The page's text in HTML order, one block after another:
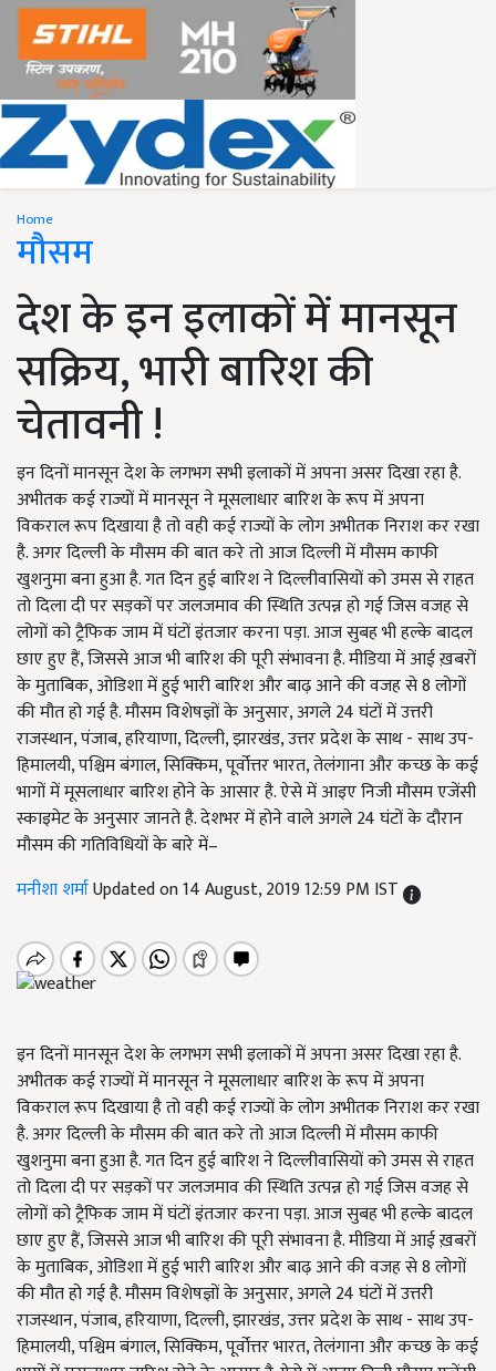
Home
मौसम
देश के इन इलाकों में मानसून
सक्रिय, भारी बारिश की
चेतावनी !
इन दिनों मानसून देश के लगभग सभी इलाकों में अपना असर दिखा रहा है.
अभीतक कई राज्यों में मानसून ने मूसलाधार बारिश के रूप में अपना
विकराल रूप दिखाया है तो वही कई राज्यों के लोग अभीतक निराश कर रखा
है. अगर दिल्ली के मौसम की बात करे तो आज दिल्ली में मौसम काफी
खुशनुमा बना हुआ है. गत दिन हुई बारिश ने दिल्लीवासियों को उमस से राहत
तो दिला दी पर सड़कों पर जलजमाव की स्थिति उत्पन्न हो गई जिस वजह से
लोगों को ट्रैफिक जाम में घंटों इंतजार करना पड़ा. आज सुबह भी हल्के बादल
छाए हुए हैं, जिससे आज भी बारिश की पूरी संभावना है. मीडिया में आई ख़बरों
के मुताबिक, ओडिशा में हुई भारी बारिश और बाढ़ आने की वजह से 8 लोगों
की मौत हो गई है. मौसम विशेषज्ञों के अनुसार, अगले 24 घंटों में उत्तरी
राजस्थान, पंजाब, हरियाणा, दिल्ली, झारखंड, उत्तर प्रदेश के साथ - साथ उप-
हिमालयी, पश्चिम बंगाल, सिक्किम, पूर्वोत्तर भारत, तेलंगाना और कच्छ के कई
भागों में मूसलाधार बारिश होने के आसार है. ऐसे में आइए निजी मौसम एजेंसी
स्काइमेट के अनुसार जानते है. देशभर में होने वाले अगले 24 घंटों के दौरान
मौसम की गतिविधियों के बारे में–
मनीशा शर्माUpdated on 14 August, 2019 12:59 PM IST
इन दिनों मानसून देश के लगभग सभी इलाकों में अपना असर दिखा रहा है.
अभीतक कई राज्यों में मानसून ने मूसलाधार बारिश के रूप में अपना
विकराल रूप दिखाया है तो वही कई राज्यों के लोग अभीतक निराश कर रखा
है. अगर दिल्ली के मौसम की बात करे तो आज दिल्ली में मौसम काफी
खुशनुमा बना हुआ है. गत दिन हुई बारिश ने दिल्लीवासियों को उमस से राहत
तो दिला दी पर सड़कों पर जलजमाव की स्थिति उत्पन्न हो गई जिस वजह से
लोगों को ट्रैफिक जाम में घंटों इंतजार करना पड़ा. आज सुबह भी हल्के बादल
छाए हुए हैं, जिससे आज भी बारिश की पूरी संभावना है. मीडिया में आई ख़बरों
के मुताबिक, ओडिशा में हुई भारी बारिश और बाढ़ आने की वजह से 8 लोगों
की मौत हो गई है. मौसम विशेषज्ञों के अनुसार, अगले 24 घंटों में उत्तरी
राजस्थान, पंजाब, हरियाणा, दिल्ली, झारखंड, उत्तर प्रदेश के साथ - साथ उप-
हिमालयी, पश्चिम बंगाल, सिक्किम, पूर्वोत्तर भारत, तेलंगाना और कच्छ के कई